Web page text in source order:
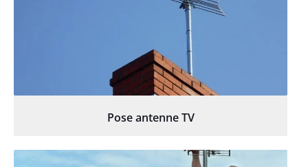
Pose antenne TV